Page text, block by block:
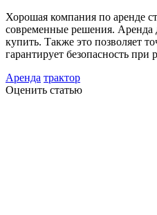
Хорошая компания по аренде
современные решения. Аренда
купить. Также это позволяет
гарантирует безопасность при
Аренда трактор
Оценить статью